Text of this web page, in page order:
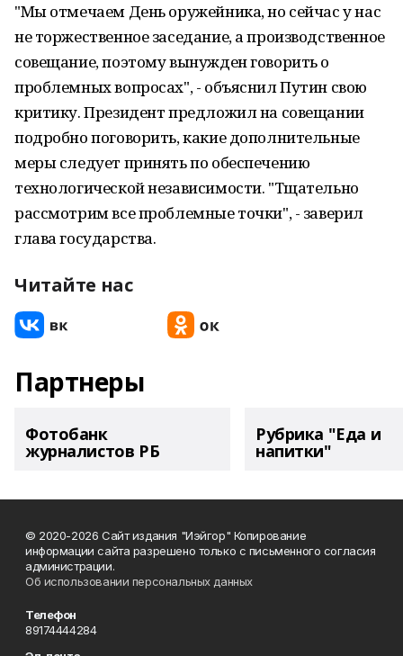
"Мы отмечаем День оружейника, но сейчас у нас
не торжественное заседание, а производственное
совещание, поэтому вынужден говорить о
проблемных вопросах", - объяснил Путин свою
критику. Президент предложил на совещании
подробно поговорить, какие дополнительные
меры следует принять по обеспечению
технологической независимости. "Тщательно
рассмотрим все проблемные точки", - заверил
глава государства.
Читайте нас
Партнеры
Фотобанк
журналистов РБ
Рубрика "Еда и
напитки"
© 2020-2026 Сайт издания "Иэйгор" Копирование
информации сайта разрешено только с письменного согласия
администрации.
Об использовании персональных данных
Телефон
89174444284